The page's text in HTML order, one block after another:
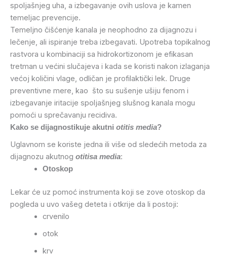
spoljašnjeg uha, a izbegavanje ovih uslova je kamen
temeljac prevencije.
Temeljno čišćenje kanala je neophodno za dijagnozu i
lečenje, ali ispiranje treba izbegavati. Upotreba topikalnog
rastvora u kombinaciji sa hidrokortizonom je efikasan
tretman u većini slučajeva i kada se koristi nakon izlaganja
većoj količini vlage, odličan je profilaktički lek. Druge
preventivne mere, kao što su sušenje ušiju fenom i
izbegavanje iritacije spoljašnjeg slušnog kanala mogu
pomoći u sprečavanju recidiva.
Kako se dijagnostikuje akutni otitis media?
Uglavnom se koriste jedna ili više od sledećih metoda za
dijagnozu akutnog otitisa media:
Otoskop
Lekar će uz pomoć instrumenta koji se zove otoskop da
pogleda u uvo vašeg deteta i otkrije da li postoji:
crvenilo
otok
krv